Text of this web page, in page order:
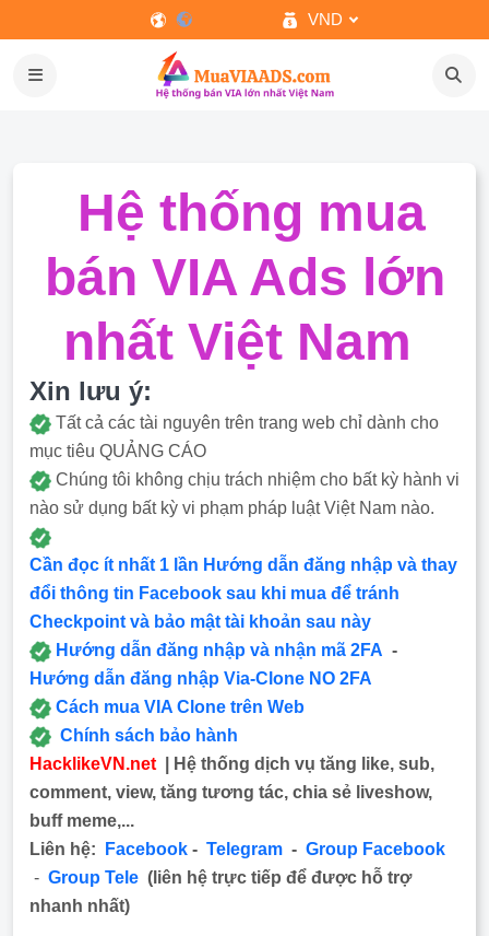
VND
Hệ thống mua
bán VIA Ads lớn
nhất Việt Nam
Xin lưu ý:
Tất cả các tài nguyên trên trang web chỉ dành cho
mục tiêu QUẢNG CÁO
Chúng tôi không chịu trách nhiệm cho bất kỳ hành vi
nào sử dụng bất kỳ vi phạm pháp luật Việt Nam nào.
Cần đọc ít nhất 1 lần Hướng dẫn đăng nhập và thay
đổi thông tin Facebook sau khi mua để tránh
Checkpoint và bảo mật tài khoản sau này
Hướng dẫn đăng nhập và nhận mã 2FA -
Hướng dẫn đăng nhập Via-Clone NO 2FA
Cách mua VIA Clone trên Web
Chính sách bảo hành
HacklikeVN.net | Hệ thống dịch vụ tăng like, sub,
comment, view, tăng tương tác, chia sẻ liveshow,
buff meme,...
Liên hệ:
Facebook - Telegram - Group Facebook
- Group Tele (liên hệ trực tiếp để được hỗ trợ
nhanh nhất)